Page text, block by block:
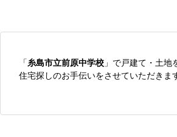
「糸島市立前原中学校 」で戸建て・土
住宅探しのお手伝いをさせていただきま